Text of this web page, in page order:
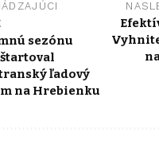
sezónu
ľadový
na Hrebienku